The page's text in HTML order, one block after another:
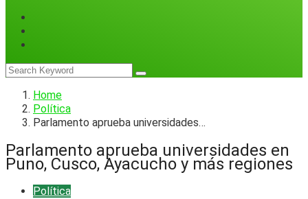
Home
Política
Parlamento aprueba universidades…
Parlamento aprueba universidades en
Puno, Cusco, Ayacucho y más regiones
Política